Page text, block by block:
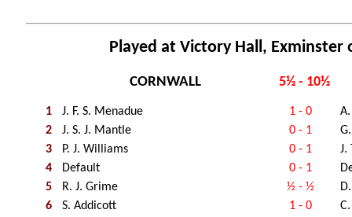
Played at Victory Hall, Exminster
CORNWALL 5½ - 10½
1 J. F. S. Menadue 1 - 0
2
J. S. J. Mantle 0 - 1
3
P. J. Williams 0 - 1
J.
4
Default 0 - 1
5
R. J. Grime ½ - ½
6
S. Addicott 1 - 0